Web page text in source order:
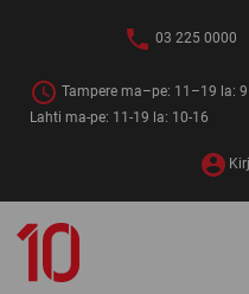
03 225 0000
Tampere ma–pe: 11–19 la:
Lahti ma-pe: 11-19 la: 10-16
10